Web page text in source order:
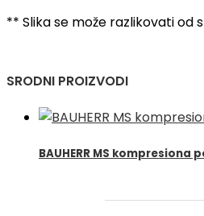
količina
** Slika se može razlikovati od
SRODNI PROIZVODI
BAUHERR MS kompresiona